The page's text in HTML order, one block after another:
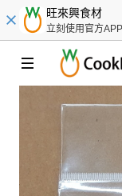
旺來興食材
立刻使用官方APP